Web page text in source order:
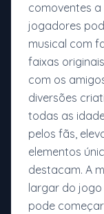
comoventes
jogadores
musical com
faixas
com os
diversões
todas as
pelos fãs,
elementos
destacam. A
largar do
pode